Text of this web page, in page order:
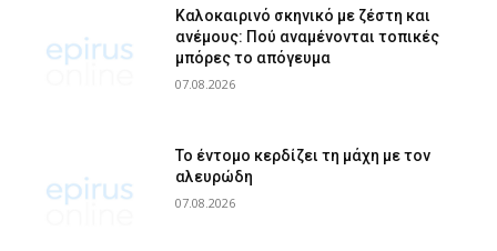
Καλοκαιρινό σκηνικό με ζέστη και
ανέμους: Πού αναμένονται τοπικές
μπόρες το απόγευμα
07.08.2026
Το έντομο κερδίζει τη μάχη με τον
αλευρώδη
07.08.2026